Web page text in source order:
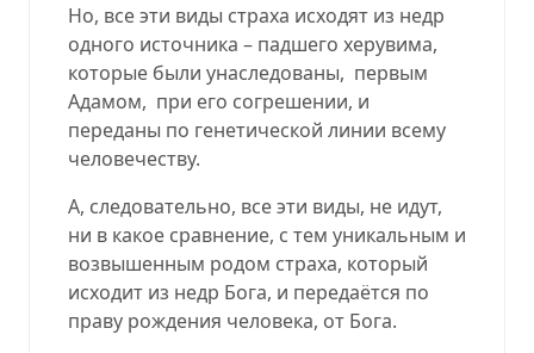
Но, все эти виды страха исходят из недр
одного источника – падшего херувима,
которые были унаследованы, первым
Адамом, при его согрешении, и
переданы по генетической линии всему
человечеству.
А, следовательно, все эти виды, не идут,
ни в какое сравнение, с тем уникальным и
возвышенным родом страха, который
исходит из недр Бога, и передаётся по
праву рождения человека, от Бога.